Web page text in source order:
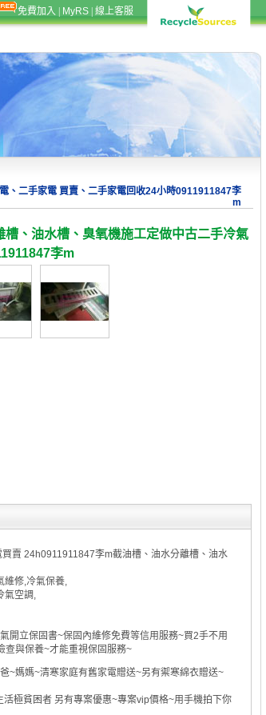
免費加入 MyRS| 線上客服
、二手家電 買賣、二手家電回收24小時0911911847李
m
槽、油水槽、臭氧機施工定做中古二手冷氣
李m
賣 24h0911911847李m截油槽、油水分離槽、油水
維修,冷氣保養,
氣空調,
開立保固書~保固內維修免費等信用服務~買2手不用
查與保養~才能重視保固服務~
~媽媽~清寒家庭有舊家電贈送~另有禦寒綿衣贈送~
極貧困者 另有專案優惠~專案vip價格~用手機拍下你